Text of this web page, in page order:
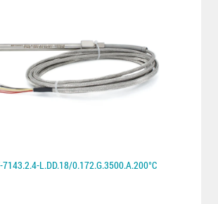
7143.2.4-L.DD.18/0.172.G.3500.A.200°C